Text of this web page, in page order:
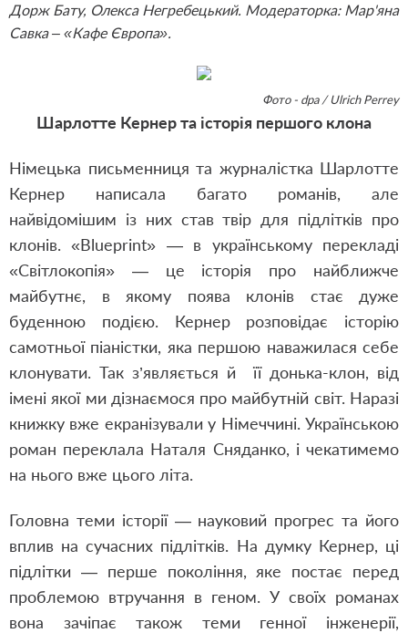
Дорж Бату, Олекса Негребецький. Модераторка: Мар'яна
Савка – «Кафе Європа».
Фото - dpa / Ulrich Perrey
Шарлотте Кернер та історія першого клона
Німецька письменниця та журналістка Шарлотте
Кернер написала багато романів, але
найвідомішим із них став твір для підлітків про
клонів. «Blueprint» — в українському перекладі
«Світлокопія» — це історія про найближче
майбутнє, в якому поява клонів стає дуже
буденною подією. Кернер розповідає історію
самотньої піаністки, яка першою наважилася себе
клонувати. Так з’являється й її донька-клон, від
імені якої ми дізнаємося про майбутній світ. Наразі
книжку вже екранізували у Німеччині. Українською
роман переклала Наталя Сняданко, і чекатимемо
на нього вже цього літа.
Головна теми історії — науковий прогрес та його
вплив на сучасних підлітків. На думку Кернер, ці
підлітки — перше покоління, яке постає перед
проблемою втручання в геном. У своїх романах
вона зачіпає також теми генної інженерії,